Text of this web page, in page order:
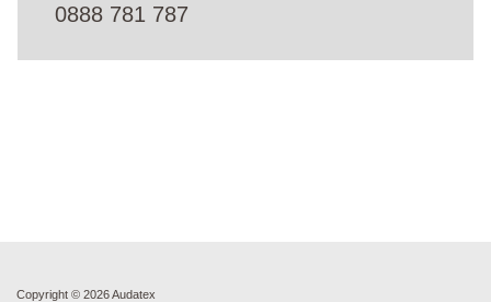
0888 781 787
Copyright © 2026 Audatex